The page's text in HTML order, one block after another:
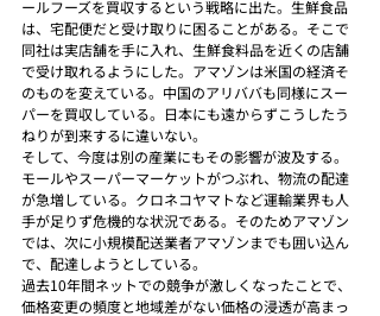
ールフーズを買収するという戦略に出た。生鮮食品
は、宅配便だと受け取りに困ることがある。そこで
同社は実店舗を手に入れ、生鮮食料品を近くの店舗
で受け取れるようにした。アマゾンは米国の経済そ
のものを変えている。中国のアリババも同様にスー
パーを買収している。日本にも遠からずこうしたう
ねりが到来するに違いない。
そして、今度は別の産業にもその影響が波及する。
モールやスーパーマーケットがつぶれ、物流の配達
が急増している。クロネコヤマトなど運輸業界も人
手が足りず危機的な状況である。そのためアマゾン
では、次に小規模配送業者アマゾンまでも囲い込ん
で、配達しようとしている。
過去10年間ネットでの競争が激しくなったことで、
価格変更の頻度と地域差がない価格の浸透が高まっ